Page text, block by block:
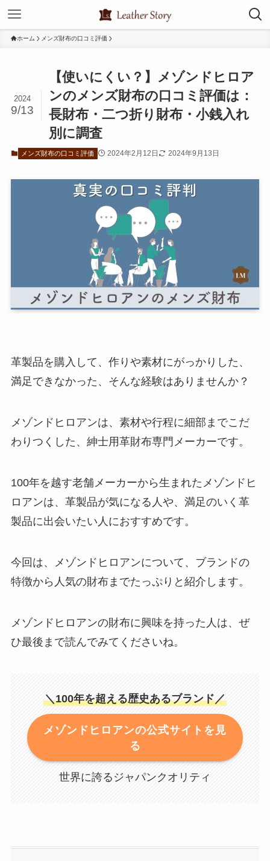
ホーム メンズ財布の口コミ評価
【使いにくい？】メゾンドヒロア
ンのメンズ財布の口コミ評価は：
長財布・二つ折り財布・小銭入れ
別に調査
2024
9/13
メンズ財布の口コミ評価 2024年2月12日 2024年9月13日
革製品を購入して、作りや素材にがっかりした、
満足できなかった、そんな経験はありませんか？
メゾンドヒロアンは、素材や行程に細部までこだ
わりつくした、紳士用革財布専門メーカーです。
100年を越す老舗メーカーから生まれたメゾンドヒ
ロアンは、革製品が気になる人や、満足のいく革
製品に出会いたい人におすすめです。
今回は、メゾンドヒロアンについて、ブランドの
特徴から人気の財布までたっぷりと紹介します。
メゾンドヒロアンの財布に興味を持った人は、ぜ
ひ最後まで読んでみてくださいね。
＼100年を超える歴史あるブランド／
メゾンドヒロアンの公式サイトを見
る
世界に誇るジャパンクオリティ